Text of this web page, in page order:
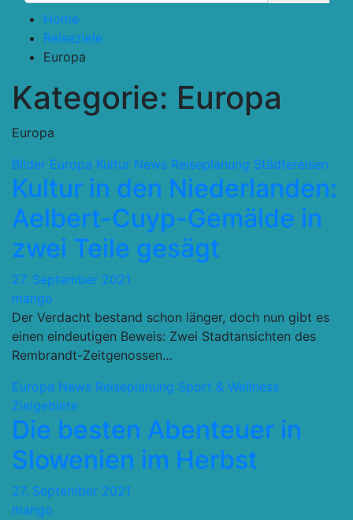
Home
Reiseziele
Europa
Kategorie: Europa
Europa
Bilder Europa Kultur News Reiseplanung Städtereisen
Kultur in den Niederlanden:
Aelbert-Cuyp-Gemälde in
zwei Teile gesägt
27. September 2021
mango
Der Verdacht bestand schon länger, doch nun gibt es
einen eindeutigen Beweis: Zwei Stadtansichten des
Rembrandt-Zeitgenossen…
Europa News Reiseplanung Sport & Wellness
Zielgebiete
Die besten Abenteuer in
Slowenien im Herbst
27. September 2021
mango